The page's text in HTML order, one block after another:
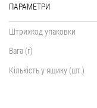
ПАРАМЕТРИ
Штрихкод упаковки
Вага (г)
Кількість у ящику (шт.)